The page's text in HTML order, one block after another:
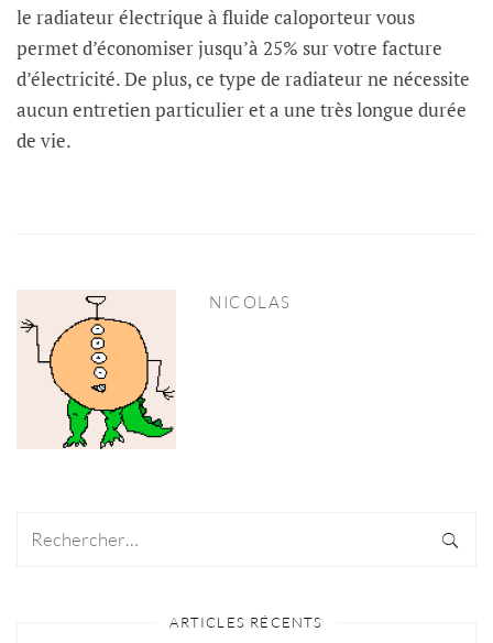
le radiateur électrique à fluide caloporteur vous
permet d’économiser jusqu’à 25% sur votre facture
d’électricité. De plus, ce type de radiateur ne nécessite
aucun entretien particulier et a une très longue durée
de vie.
NICOLAS
ARTICLES RÉCENTS